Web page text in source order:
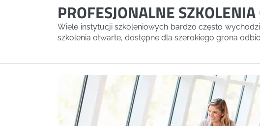
PROFESJONALNE
Wiele instytucji szkoleniowych bardzo często
szkolenia otwarte, dostępne dla szerokiego grona